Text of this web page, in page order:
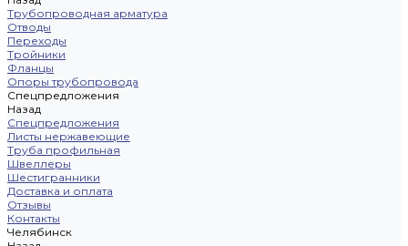
Трубопроводная арматура
Отводы
Переходы
Тройники
Фланцы
Опоры трубопровода
Спецпредложения
Назад
Спецпредложения
Листы нержавеющие
Труба профильная
Швеллеры
Шестигранники
Доставка и оплата
Отзывы
Контакты
Челябинск